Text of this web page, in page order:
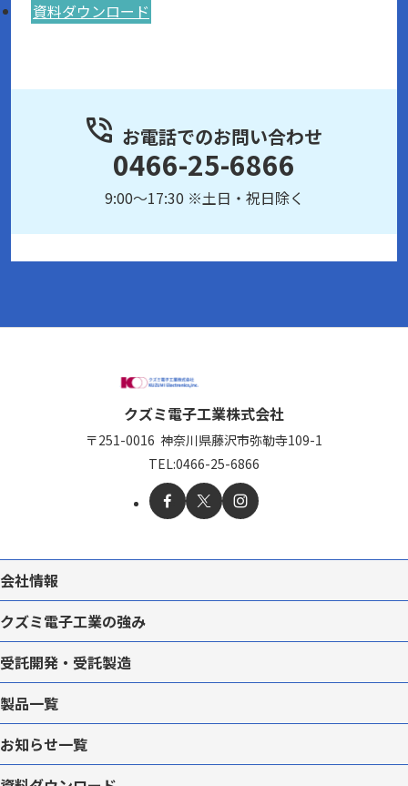
資料ダウンロード
お電話でのお問い合わせ
0466-25-6866
9:00～17:30 ※土日・祝日除く
クズミ電子工業株式会社
〒251-0016 神奈川県藤沢市弥勒寺109-1
TEL:0466-25-6866
会社情報
クズミ電子工業の強み
受託開発・受託製造
製品一覧
お知らせ一覧